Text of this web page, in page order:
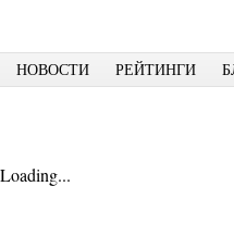
НОВОСТИ РЕЙТИНГИ
Loading...